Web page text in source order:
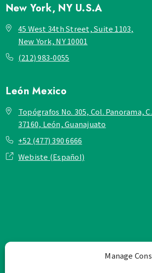
Manage
New York, NY U.S.A
45 West 34th Street, Suite 1103,
New York, NY 10001
(212) 983-0055
LeónMexico
Topógrafos No. 305, Col. Panorama,
37160, León, Guanajuato
+52 (477) 390 6666
Webiste (Español)